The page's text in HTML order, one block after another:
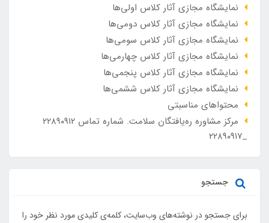
نمایشگاه مجازی آثار کلاس اولی‌ها
نمایشگاه مجازی آثار کلاس دومی‌ها
نمایشگاه مجازی آثار کلاس سومی‌ها
نمایشگاه مجازی آثار کلاس چهارمی‌ها
نمایشگاه مجازی آثار کلاس پنجمی‌ها
نمایشگاه مجازی آثار کلاس ششمی‌ها
محتواهای مناسبتی
مرکز مشاوره ره‌یافتگان سلامت. شماره تماس ۲۲۸۹۰۹۱۲
_۲۲۸۹۰۹۱۷
جستجو
برای جستجو در نوشته‌های وب‌سایت، کلمه‌ی کلیدی مورد نظر خود را